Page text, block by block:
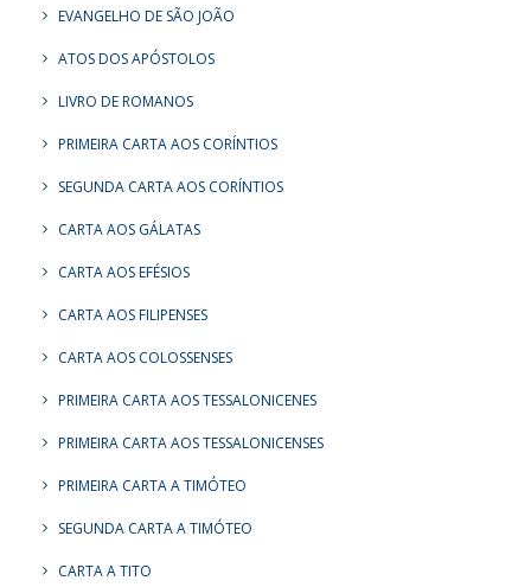
EVANGELHO DE SÃO JOÃO
ATOS DOS APÓSTOLOS
LIVRO DE ROMANOS
PRIMEIRA CARTA AOS CORÍNTIOS
SEGUNDA CARTA AOS CORÍNTIOS
CARTA AOS GÁLATAS
CARTA AOS EFÉSIOS
CARTA AOS FILIPENSES
CARTA AOS COLOSSENSES
PRIMEIRA CARTA AOS TESSALONICENES
PRIMEIRA CARTA AOS TESSALONICENSES
PRIMEIRA CARTA A TIMÓTEO
SEGUNDA CARTA A TIMÓTEO
CARTA A TITO